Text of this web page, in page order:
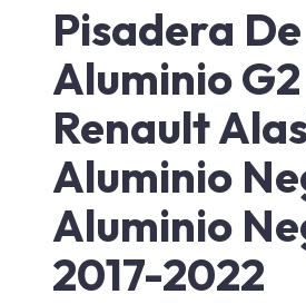
Pisadera De
Aluminio
Renault
Aluminio
Aluminio
2017-2022